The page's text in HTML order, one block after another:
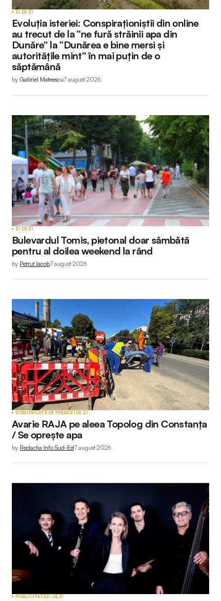
ZI DE ZI
Evoluția isteriei: Conspiraționiștii din online
au trecut de la “ne fură străinii apa din
Dunăre” la “Dunărea e bine mersi și
autoritățile mint” în mai puțin de o
săptămână
by Gabriel Mateescu7 august 2026
ZI DE ZI
Bulevardul Tomis, pietonal doar sâmbătă
pentru al doilea weekend la rând
by Petruț Iacob7 august 2026
COMUNICATE DE PRESĂZI DE ZI
Avarie RAJA pe aleea Topolog din Constanța
/ Se oprește apa
by Redactia Info Sud-Est7 august 2026
PUBLICITATEZI DE ZI